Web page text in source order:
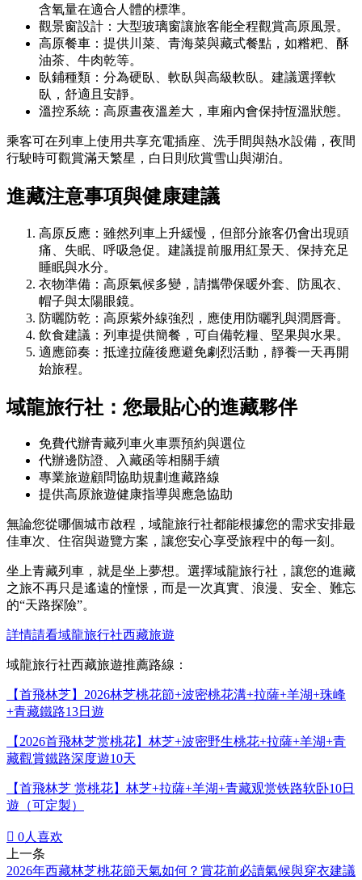
含氧量在適合人體的標準。
觀景窗設計：大型玻璃窗讓旅客能全程觀賞高原風景。
高原餐車：提供川菜、青海菜與藏式餐點，如糌粑、酥
油茶、牛肉乾等。
臥鋪種類：分為硬臥、軟臥與高級軟臥。建議選擇軟
臥，舒適且安靜。
溫控系統：高原晝夜溫差大，車廂內會保持恆溫狀態。
乘客可在列車上使用共享充電插座、洗手間與熱水設備，夜間
行駛時可觀賞滿天繁星，白日則欣賞雪山與湖泊。
進藏注意事項與健康建議
高原反應：雖然列車上升緩慢，但部分旅客仍會出現頭
痛、失眠、呼吸急促。建議提前服用紅景天、保持充足
睡眠與水分。
衣物準備：高原氣候多變，請攜帶保暖外套、防風衣、
帽子與太陽眼鏡。
防曬防乾：高原紫外線強烈，應使用防曬乳與潤唇膏。
飲食建議：列車提供簡餐，可自備乾糧、堅果與水果。
適應節奏：抵達拉薩後應避免劇烈活動，靜養一天再開
始旅程。
域龍旅行社：您最貼心的進藏夥伴
免費代辦青藏列車火車票預約與選位
代辦邊防證、入藏函等相關手續
專業旅遊顧問協助規劃進藏路線
提供高原旅遊健康指導與應急協助
無論您從哪個城市啟程，域龍旅行社都能根據您的需求安排最
佳車次、住宿與遊覽方案，讓您安心享受旅程中的每一刻。
坐上青藏列車，就是坐上夢想。選擇域龍旅行社，讓您的進藏
之旅不再只是遙遠的憧憬，而是一次真實、浪漫、安全、難忘
的“天路探險”。
詳情請看域龍旅行社西藏旅遊
域龍旅行社西藏旅遊推薦路線：
【首飛林芝】2026林芝桃花節+波密桃花溝+拉薩+羊湖+珠峰
+青藏鐵路13日遊
【2026首飛林芝赏桃花】林芝+波密野生桃花+拉薩+羊湖+青
藏觀賞鐵路深度遊10天
【首飛林芝 赏桃花】林芝+拉薩+羊湖+青藏观赏铁路软卧10日
遊（可定製）
 0人喜欢
上一条
2026年西藏林芝桃花節天氣如何？賞花前必讀氣候與穿衣建議